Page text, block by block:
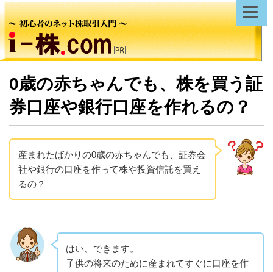
0歳の赤ちゃんでも、株を買う証
券口座や銀行口座を作れるの？
産まれたばかりの0歳の赤ちゃんでも、証券会
社や銀行の口座を作って株や投資信託を買え
るの？
はい、できます。
子供の将来のために産まれてすぐに口座を作